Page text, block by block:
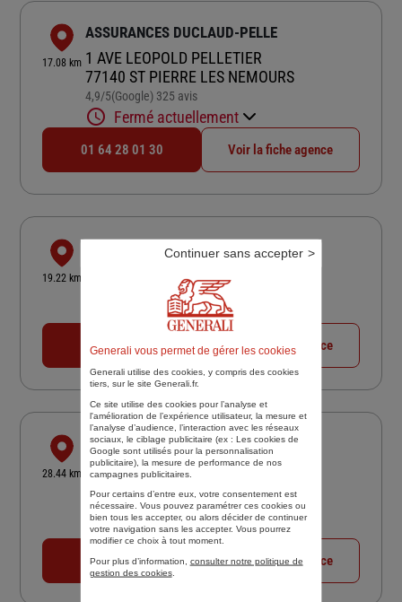
17.08 km
ASSURANCES DUCLAUD-PELLE
1 AVE LEOPOLD PELLETIER
77140 ST PIERRE LES NEMOURS
4,9/5Note de 4.9 sur 5
(Google) 325 avis
Fermé actuellement
01 64 28 01 30 Voir la fiche agence
19.22 km
ASSURANCES ET CONSEILS
77310 ST FARGEAU PONTHIERRY
Fermé actuellement
01 60 65 37 53 Voir la fiche agence
28.44 km
ASSURANCE & ENTREPRENDRE
45 AVE DU GENERAL DE GAULLE
91280 ST PIERRE DU PERRAY
4,9/5Note de 4.9 sur 5
(Google) 442 avis
Fermé actuellement
01 60 75 41 23 Voir la fiche agence
Generali vous permet de gérer les cookies
Generali utilise des cookies, y compris des cookies
tiers, sur le site Generali.fr.
Ce site utilise des cookies pour l’analyse et
l'amélioration de l’expérience utilisateur, la mesure et
l’analyse d’audience, l’interaction avec les réseaux
sociaux, le ciblage publicitaire (ex : Les cookies de
Google sont utilisés pour la personnalisation
publicitaire), la mesure de performance de nos
campagnes publicitaires.
Pour certains d’entre eux, votre consentement est
nécessaire. Vous pouvez paramétrer ces cookies ou
bien tous les accepter, ou alors décider de continuer
votre navigation sans les accepter. Vous pourrez
modifier ce choix à tout moment.
Pour plus d’information, consulter notre politique de
gestion des cookies.
Continuer sans accepter